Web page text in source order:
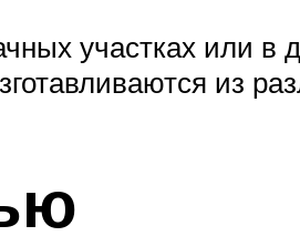
участках или в
из